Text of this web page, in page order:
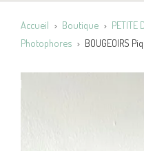
Accueil Boutique PETITE
Photophores
BOUGEOIRS